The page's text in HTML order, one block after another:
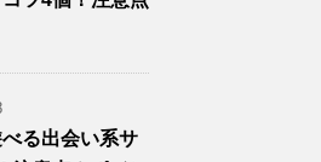
る出会い系サ